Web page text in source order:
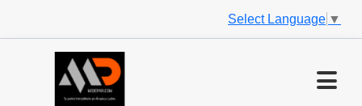
Select Language ▼